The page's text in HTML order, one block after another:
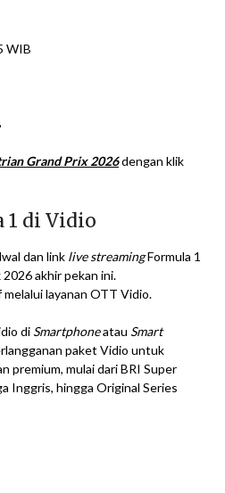
WIB
Grand Prix 2026dengan klik
1 di Vidio
dan link live streamingFormula 1
akhir pekan ini.
melalui layanan OTT Vidio.
di Smartphoneatau Smart
paket Vidio untuk
premium, mulai dari BRI Super
Inggris, hingga Original Series